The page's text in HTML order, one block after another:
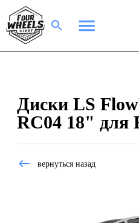
Диски LS
RC04 18" для
вернуться назад